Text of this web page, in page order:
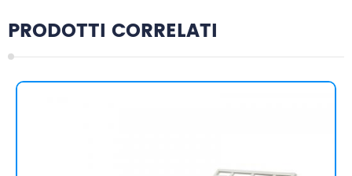
PRODOTTI CORRELATI